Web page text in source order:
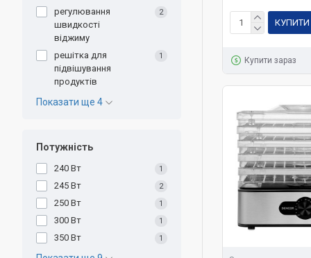
регулювання
швидкості
віджиму
2
решітка для
підвішування
продуктів
1
Показати ще 4
Потужність
240 Вт 1
245 Вт 2
250 Вт 1
300 Вт 1
350 Вт 1
КУПИТИ
Купити зараз